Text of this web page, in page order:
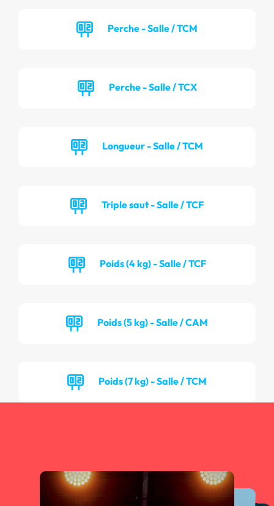
Perche - Salle / TCM
Perche - Salle / TCX
Longueur - Salle / TCM
Triple saut - Salle / TCF
Poids (4 kg) - Salle / TCF
Poids (5 kg) - Salle / CAM
Poids (7 kg) - Salle / TCM